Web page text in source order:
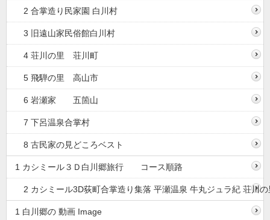
2 合掌造り民家園 白川村
3 旧遠山家民俗館白川村
4 荘川の里 荘川町
5 飛騨の里 高山市
6 岩瀬家 五箇山
7 下呂温泉合掌村
8 古民家の見どころベスト
1 カシミール３Ｄ白川郷旅行 コース順路
2 カシミール3D荻町合掌造り集落 平瀬温泉 牛丸ジュラ紀 荘川の
1 白川郷の 動画 Image